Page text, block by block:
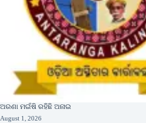
ଅରଣା ମଇଁଷି ରହିଛି ଅନାଇ
August 1, 2026